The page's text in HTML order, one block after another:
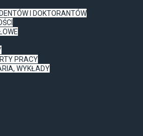
I DOKTORANTÓW
PRACY
WYKŁADY